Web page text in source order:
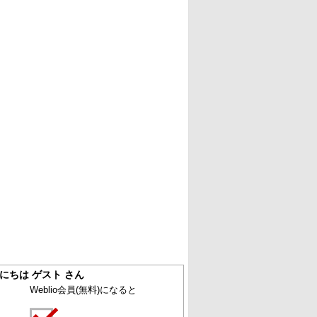
ちは ゲスト さん
Weblio会員(無料)になると